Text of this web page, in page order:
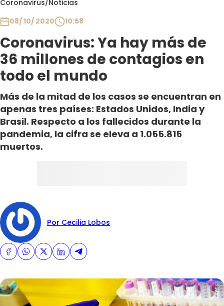
Coronavirus/Noticias
08/ 10/ 2020
10:58
Coronavirus: Ya hay más de
36 millones de contagios en
todo el mundo
Más de la mitad de los casos se encuentran en
apenas tres países: Estados Unidos, India y
Brasil. Respecto a los fallecidos durante la
pandemia, la cifra se eleva a 1.055.815
muertos.
Por Cecilia Lobos
Club De La Comedia
Contigo en Directo
Plan Perfecto
El Tiempo
Sabingo
Todos Los Programas